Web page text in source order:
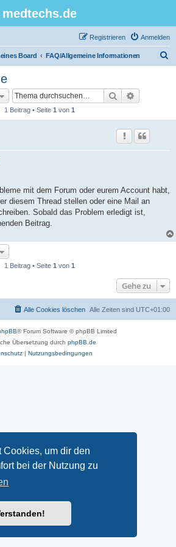
Cookies, um dir den
bei der Nutzung zu
medtechs.de
Anmelden
Registrieren
Board FAQ/Allgemeine Informationen
Suche
1 Beitrag • Seite 1 von 1
mit dem Forum oder eurem Account habt,
diesem Thread stellen oder eine Mail an
Sobald das Problem erledigt ist,
Beitrag.
1 Beitrag • Seite 1 von 1
Gehe zu
Alle Zeiten sind UTC+01:00
Alle Cookies löschen
® Forum Software © phpBB Limited
Übersetzung durch phpBB.de
| Nutzungsbedingungen